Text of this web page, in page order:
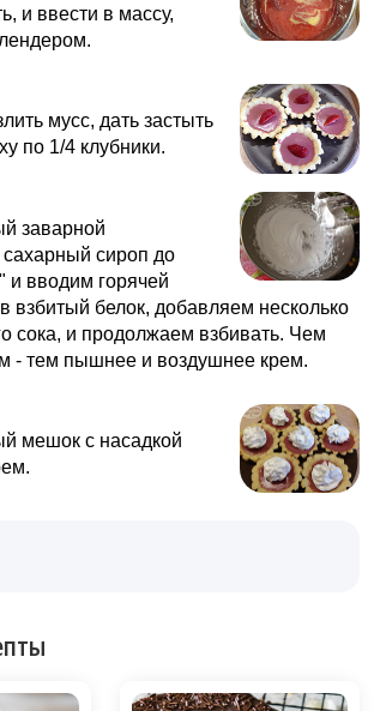
и ввести в массу,
мусс, дать застыть
по 1/4 клубники.
заварной
сироп до
и вводим горячей
взбитый белок, добавляем несколько
сока, и продолжаем взбивать. Чем
- тем пышнее и воздушнее крем.
мешок с насадкой